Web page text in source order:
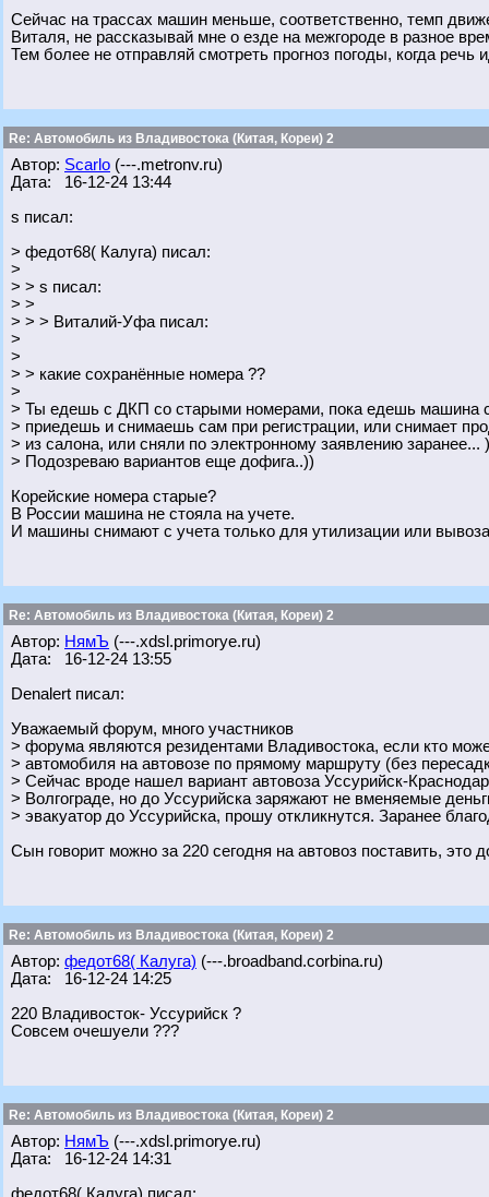
Сейчас на трассах машин меньше, соответственно, темп
Виталя, не рассказывай мне о езде на межгороде в разное
Тем более не отправляй смотреть прогноз погоды, когда
Re: Автомобиль из Владивостока (Китая, Кореи) 2
Автор: Scarlo (---.metronv.ru)
Дата: 16-12-24 13:44
s писал:
> федот68( Калуга) писал:
>
> > s писал:
> >
> > > Виталий-Уфа писал:
>
>
> > какие сохранённые номера ??
>
> Ты едешь с ДКП со старыми номерами, пока едешь машина
> приедешь и снимаешь сам при регистрации, или снимает
> из салона, или сняли по электронному заявлению заранее...
> Подозреваю вариантов еще дофига..))
Корейские номера старые?
В России машина не стояла на учете.
И машины снимают с учета только для утилизации или вывоза
Re: Автомобиль из Владивостока (Китая, Кореи) 2
Автор: НямЪ (---.xdsl.primorye.ru)
Дата: 16-12-24 13:55
Denalert писал:
Уважаемый форум, много участников
> форума являются резидентами Владивостока, если кто
> автомобиля на автовозе по прямому маршруту (без
> Сейчас вроде нашел вариант автовоза Уссурийск-
> Волгограде, но до Уссурийска заряжают не вменяемые
> эвакуатор до Уссурийска, прошу откликнутся. Заранее
Сын говорит можно за 220 сегодня на автовоз поставить, это
Re: Автомобиль из Владивостока (Китая, Кореи) 2
Автор: федот68( Калуга) (---.broadband.corbina.ru)
Дата: 16-12-24 14:25
220 Владивосток- Уссурийск ?
Совсем очешуели ???
Re: Автомобиль из Владивостока (Китая, Кореи) 2
Автор: НямЪ (---.xdsl.primorye.ru)
Дата: 16-12-24 14:31